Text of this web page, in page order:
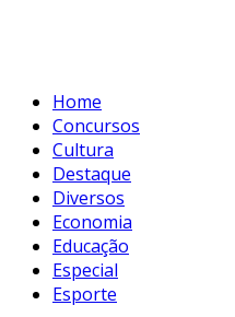
Home
Concursos
Cultura
Destaque
Diversos
Economia
Educação
Especial
Esporte